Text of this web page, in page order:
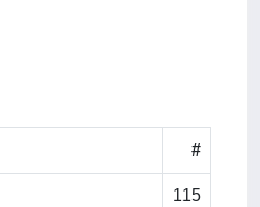
#
115